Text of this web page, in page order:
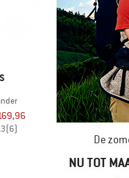
(6)
De
NU TOT